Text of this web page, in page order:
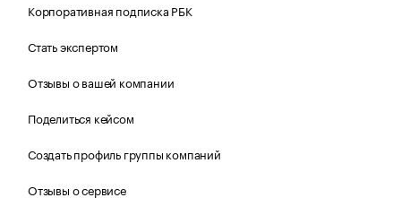
Корпоративная подписка РБК
Стать экспертом
Отзывы о вашей компании
Поделиться кейсом
Создать профиль группы компаний
Отзывы о сервисе